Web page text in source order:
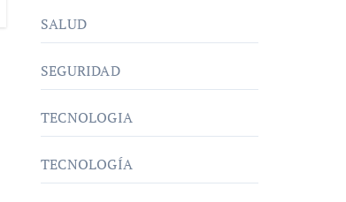
SALUD
SEGURIDAD
TECNOLOGIA
TECNOLOGÍA